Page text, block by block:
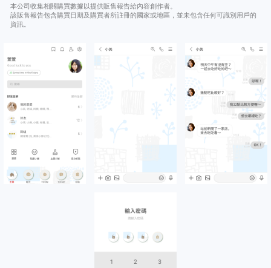
本公司收集相關購買數據以提供販售報告給內容創作者。
該販售報告包含購買日期及購買者所註冊的國家或地區，並未包含任何可識別用戶的
資訊。